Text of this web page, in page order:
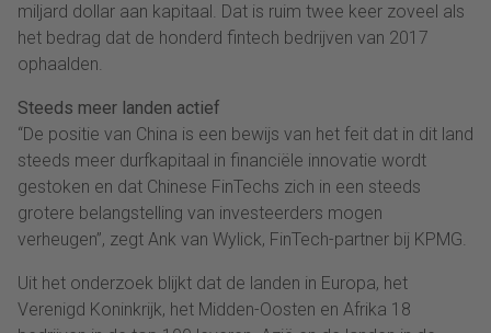
miljard dollar aan kapitaal. Dat is ruim twee keer zoveel als
het bedrag dat de honderd fintech bedrijven van 2017
ophaalden.
Steeds meer landen actief
“De positie van China is een bewijs van het feit dat in dit land
steeds meer durfkapitaal in financiële innovatie wordt
gestoken en dat Chinese FinTechs zich in een steeds
grotere belangstelling van investeerders mogen
verheugen”, zegt Ank van Wylick, FinTech-partner bij KPMG.
Uit het onderzoek blijkt dat de landen in Europa, het
Verenigd Koninkrijk, het Midden-Oosten en Afrika 18